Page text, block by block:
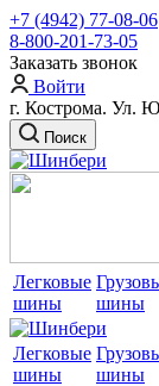
+7 (4942) 77-08-06
8-800-201-73-05
Заказать звонок
Войти
г. Кострома. Ул.
Поиск
Легковые
шины
шины
Легковые
шины
шины